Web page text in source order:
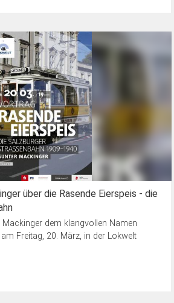
über die Rasende Eierspeis - die
dem klangvollen Namen
am Freitag, 20. März, in der Lokwelt